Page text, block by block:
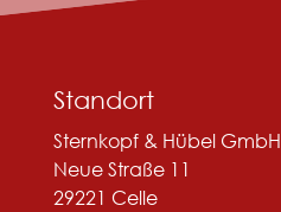
Standort
Sternkopf & Hübel GmbH
Neue Straße 11
29221 Celle